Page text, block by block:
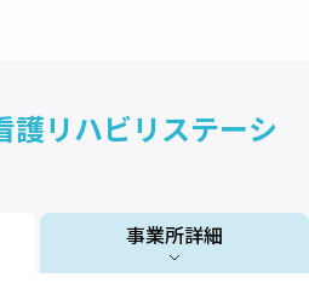
護リハビリステーシ
事業所詳細
1 / 1